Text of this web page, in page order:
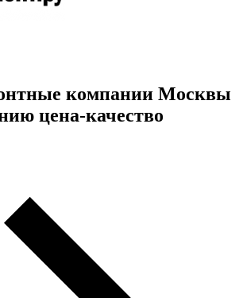
компании Москвы
цена-качество